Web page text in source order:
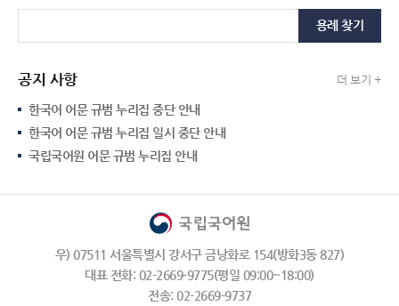
용례 찾기
공지 사항 더 보기 +
한국어 어문 규범 누리집 중단 안내
한국어 어문 규범 누리집 일시 중단 안내
국립국어원 어문 규범 누리집 안내
우) 07511 서울특별시 강서구 금낭화로 154(방화3동 827)
대표 전화: 02-2669-9775(평일 09:00~18:00)
전송: 02-2669-9737